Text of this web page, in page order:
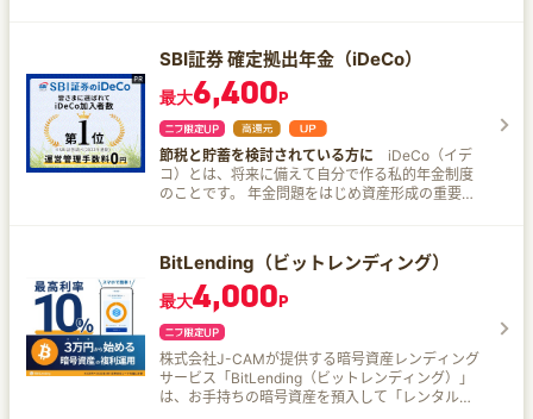
利用いただきたい資産運用サービスです。 注記1:
投資家が直接貸し付けるのではなく、投資資金が
貸付で運用されます。 注記2: 年率・税引前 注記3:
Fundsは1円から投資いただけます。ただし、お客
様への分配は円単位で行われ、1円未満の分配金は
切り捨てられます。したがって、お客様の投資さ
れた出資金が僅少の場合、利回りが得られない可
能性があります。
用することができます。 Fundsに参加する企業
（以下、参加企業）はFundsを運営するファンズ
株式会社の審査を通過した企業のみで構成されて
おり、ファンドの予定利回りは約1.0%〜3.0%*2
と、コツコツと資産を形成することが期待できま
す。 また、一度投資を行えば、基本的にはファン
ドの満期が訪れるまで待つだけで良いので、「忙
しいので相場に振り回されたくない！」といった
ニーズにも応えられます。 既に資産運用を行って
安定的に取り組める資産運用の第一歩」としてご
利用いただきたい資産運用サービスです。 注記1:
投資家が直接貸し付けるのではなく、投資資金が
貸付で運用されます。 注記2: 年率・税引前 注記3:
Fundsは1円から投資いただけます。ただし、お客
様への分配は円単位で行われ、1円未満の分配金は
切り捨てられます。したがって、お客様の投資さ
れた出資金が僅少の場合、利回りが得られない可
能性があります。
SBI証券 確定拠出年金（iDeCo）
最大6,400P
節税と貯蓄を検討されている方に iDeCo（イデ
コ）とは、将来に備えて自分で作る私的年金制度
のことです。 年金問題をはじめ資産形成の重要性
めての方にも将来のお金の準備をする方法として
おすすめの制度です。 2022年5月には加入可能年
齢が原則65歳まで拡大。 2022年10月には原則、
企業型DC加入者でもiDeCoへの加入が可能になる
など、会社員の方でも利用しやすくなりました。
2023年3月時点で全国のiDeCo加入者は290万人
を突破（※）するなど、今後もますますの加入者増
が見込まれています。 ※出所：国民年金基金連合
会 最新iDeCo加入者数などについて（令和5年3
BitLending（ビットレンディング）
最大4,000P
株式会社J-CAMが提供する暗号資産レンディング
サービス「BitLending（ビットレンディング）」
は、お手持ちの暗号資産を預入して「レンタル料